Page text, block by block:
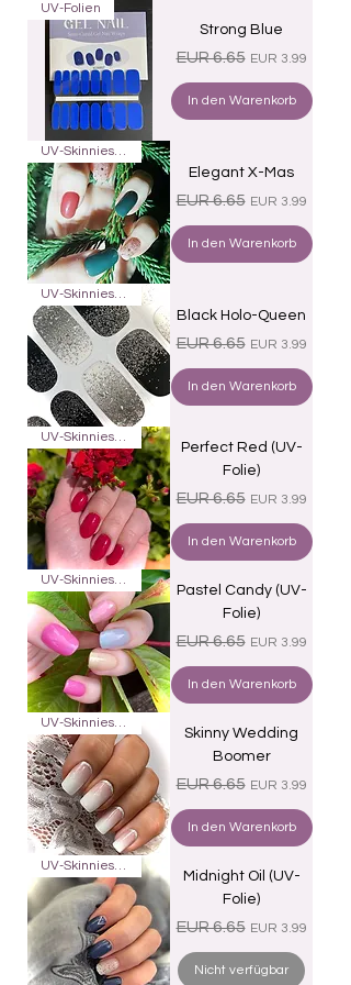
UV-Folien
Strong Blue
Standardpreis
EUR 6.65 Sale-Preis
EUR 3.99
In den Warenkorb
UV-Skinnies16
Elegant X-Mas
Standardpreis
EUR 6.65 Sale-Preis
EUR 3.99
In den Warenkorb
UV-Skinnies16
Black Holo-Queen
Standardpreis
EUR 6.65 Sale-Preis
EUR 3.99
In den Warenkorb
UV-Skinnies16
Perfect Red (UV-
Folie)
Standardpreis
EUR 6.65 Sale-Preis
EUR 3.99
In den Warenkorb
UV-Skinnies16
Pastel Candy (UV-
Folie)
Standardpreis
EUR 6.65 Sale-Preis
EUR 3.99
In den Warenkorb
UV-Skinnies16
Skinny Wedding
Boomer
Standardpreis
EUR 6.65 Sale-Preis
EUR 3.99
In den Warenkorb
UV-Skinnies16
Midnight Oil (UV-
Folie)
Standardpreis
EUR 6.65 Sale-Preis
EUR 3.99
Nicht verfügbar